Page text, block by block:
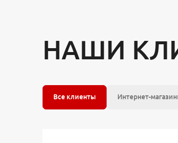
НАШИ
Все клиенты Интернет-